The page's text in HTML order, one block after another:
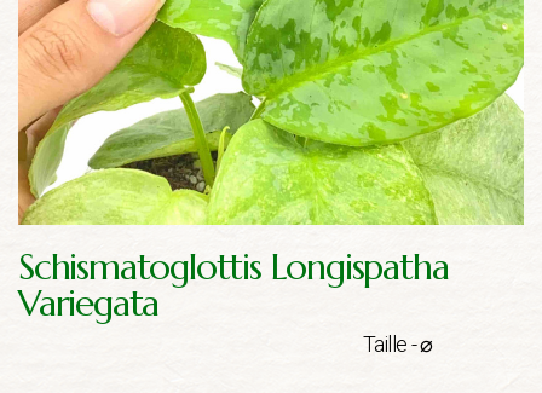
Schismatoglottis Longispatha
Variegata
Taille - ⌀